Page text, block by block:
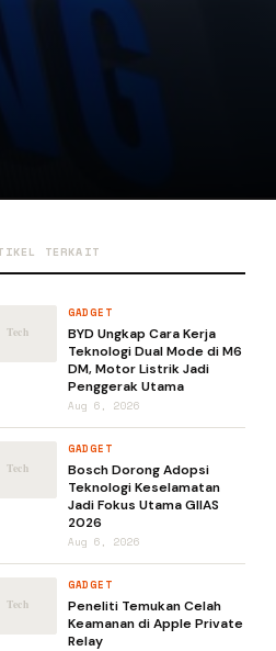
TERKAIT
GADGET
BYD Ungkap Cara Kerja
Teknologi Dual Mode di M6
DM, Motor Listrik Jadi
Penggerak Utama
Aug 6, 2026
GADGET
Bosch Dorong Adopsi
Teknologi Keselamatan
Jadi Fokus Utama GIIAS
2026
Aug 6, 2026
GADGET
Peneliti Temukan Celah
Keamanan di Apple Private
Relay